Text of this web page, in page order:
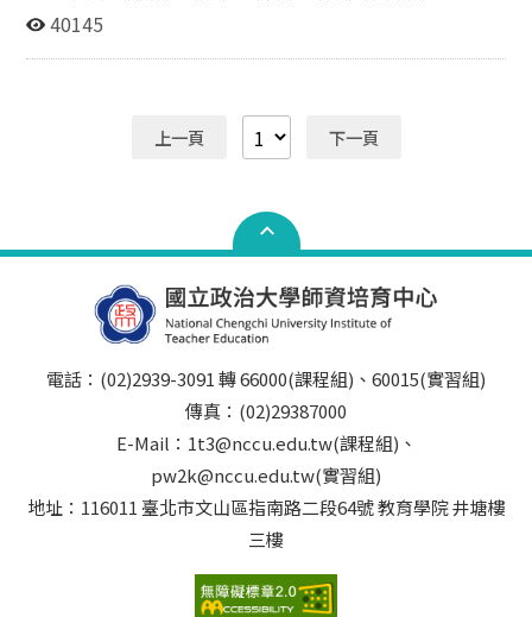
40145
上一頁 下一頁
電話：(02)2939-3091 轉 66000(課程組)、60015(實習組)
傳真：(02)29387000
E-Mail：1t3@nccu.edu.tw(課程組)、
pw2k@nccu.edu.tw(實習組)
地址：116011 臺北市文山區指南路二段64號 教育學院 井塘樓
三樓